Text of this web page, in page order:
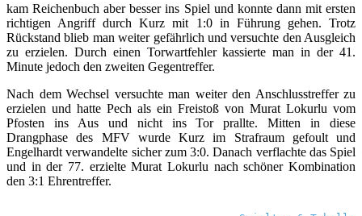
kam Reichenbuch aber besser ins Spiel und konnte dann mit ersten
richtigen Angriff durch Kurz mit 1:0 in Führung gehen. Trotz
Rückstand blieb man weiter gefährlich und versuchte den Ausgleich
zu erzielen. Durch einen Torwartfehler kassierte man in der 41.
Minute jedoch den zweiten Gegentreffer.
Nach dem Wechsel versuchte man weiter den Anschlusstreffer zu
erzielen und hatte Pech als ein Freistoß von Murat Lokurlu vom
Pfosten ins Aus und nicht ins Tor prallte. Mitten in diese
Drangphase des MFV wurde Kurz im Strafraum gefoult und
Engelhardt verwandelte sicher zum 3:0. Danach verflachte das Spiel
und in der 77. erzielte Murat Lokurlu nach schöner Kombination
den 3:1 Ehrentreffer.